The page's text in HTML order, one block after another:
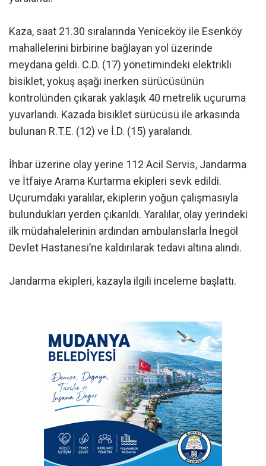
Kaza, saat 21.30 sıralarında Yeniceköy ile Esenköy
mahallelerini birbirine bağlayan yol üzerinde
meydana geldi. C.D. (17) yönetimindeki elektrikli
bisiklet, yokuş aşağı inerken sürücüsünün
kontrolünden çıkarak yaklaşık 40 metrelik uçuruma
yuvarlandı. Kazada bisiklet sürücüsü ile arkasında
bulunan R.T.E. (12) ve İ.D. (15) yaralandı.
İhbar üzerine olay yerine 112 Acil Servis, Jandarma
ve İtfaiye Arama Kurtarma ekipleri sevk edildi.
Uçurumdaki yaralılar, ekiplerin yoğun çalışmasıyla
bulundukları yerden çıkarıldı. Yaralılar, olay yerindeki
ilk müdahalelerinin ardından ambulanslarla İnegöl
Devlet Hastanesi’ne kaldırılarak tedavi altına alındı.
Jandarma ekipleri, kazayla ilgili inceleme başlattı.